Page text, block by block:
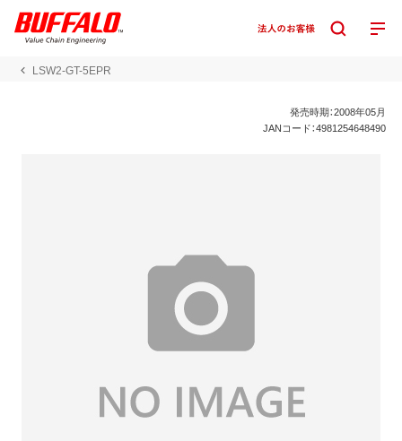
LSW2-GT-5EPR
発売時期：2008年05月
JANコード：4981254648490